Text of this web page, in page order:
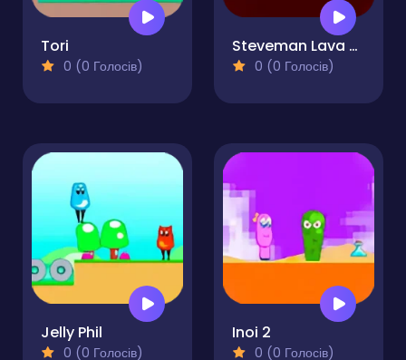
Tori
0 (0 Голосів)
Steveman Lava World
0 (0 Голосів)
Jelly Phil
0 (0 Голосів)
Inoi 2
0 (0 Голосів)